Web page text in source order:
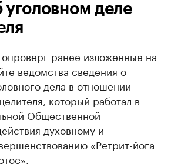
деле
ранее изложенные на
ведомства сведения о
дела в отношении
который работал в
Общественной
духовному и
«Ретрит-йога